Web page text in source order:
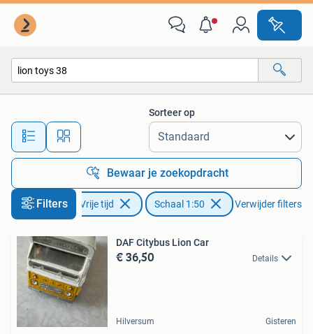
Alle afstanden…
Sorteer op
Bewaar je zoekopdracht
Filters
Hobby en Vrije tijd Schaal 1:50 Verwijder filters
DAF Citybus Lion Car
€ 36,50 Details
Hilversum Gisteren